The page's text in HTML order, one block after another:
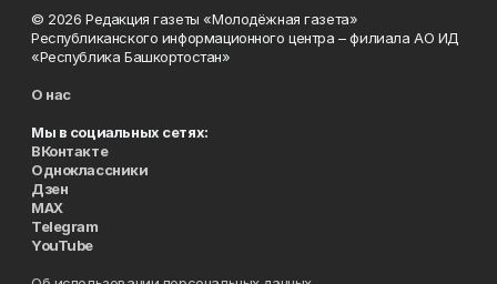
© 2026 Редакция газеты «Молодёжная газета»
Республиканского информационного центра – филиала АО ИД
«Республика Башкортостан»
О нас
Мы в социальных сетях:
ВКонтакте
Одноклассники
Дзен
MAX
Telegram
YouTube